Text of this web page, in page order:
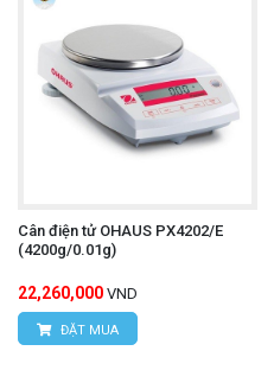
Cân điện tử OHAUS PX4202/E
(4200g/0.01g)
22,260,000 VND
ĐẶT MUA